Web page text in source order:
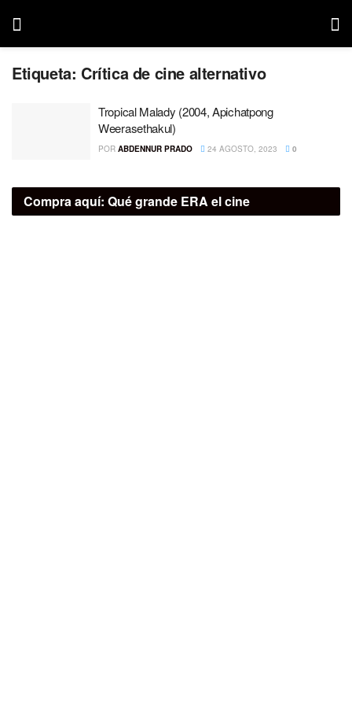
Etiqueta: Crítica de cine alternativo
Tropical Malady (2004, Apichatpong
Weerasethakul)
POR ABDENNUR PRADO 24 AGOSTO, 2023 0
Compra aquí: Qué grande ERA el cine